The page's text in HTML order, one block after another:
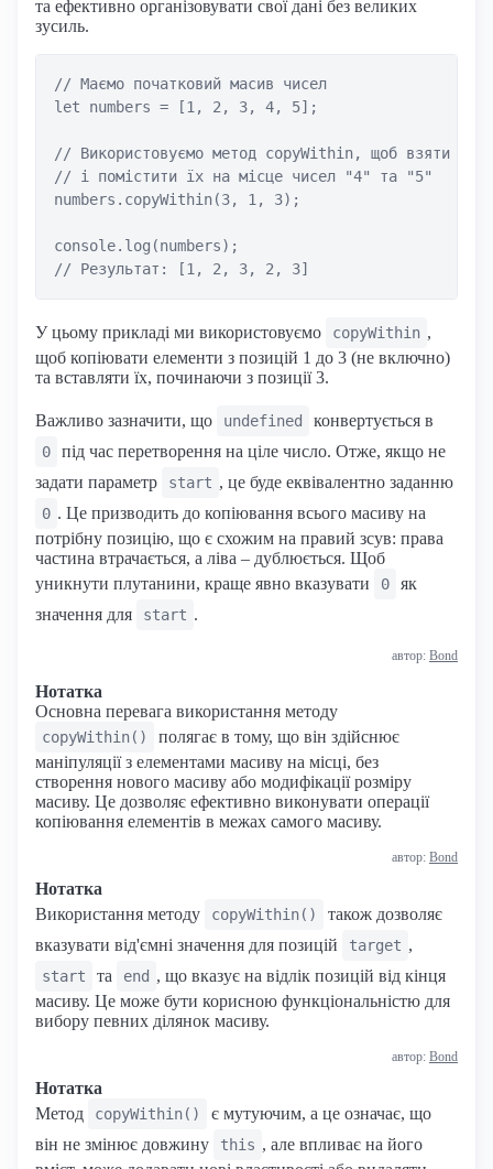
та ефективно організовувати свої дані без великих
зусиль.
// Маємо початковий масив чисел
let numbers = [1, 2, 3, 4, 5];
// Використовуємо метод copyWithin, щоб взяти
// і помістити їх на місце чисел "4" та "5"
numbers.copyWithin(3, 1, 3);
console.log(numbers);
У цьому прикладі ми використовуємо copyWithin ,
щоб копіювати елементи з позицій 1 до 3 (не включно)
та вставляти їх, починаючи з позиції 3.
Важливо зазначити, що undefined конвертується в
0
під час перетворення на ціле число. Отже, якщо не
задати параметр
start , це буде еквівалентно заданню
0 . Це призводить до копіювання всього масиву на
потрібну позицію, що є схожим на правий зсув: права
частина втрачається, а ліва – дублюється. Щоб
уникнути плутанини, краще явно вказувати
0
як
значення для
start .
автор: Bond
Нотатка
Основна перевага використання методу
copyWithin()
полягає в тому, що він здійснює
маніпуляції з елементами масиву на місці, без
створення нового масиву або модифікації розміру
масиву. Це дозволяє ефективно виконувати операції
копіювання елементів в межах самого масиву.
автор: Bond
Нотатка
Використання методу
copyWithin()
також дозволяє
вказувати від'ємні значення для позицій
target ,
start та end , що вказує на відлік позицій від кінця
масиву. Це може бути корисною функціональністю для
вибору певних ділянок масиву.
автор: Bond
Нотатка
Метод
copyWithin()
є мутуючим, а це означає, що
він не змінює довжину
this , але впливає на його